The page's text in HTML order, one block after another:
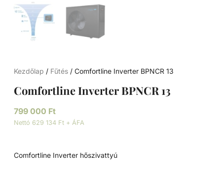
Kezdőlap / Fűtés / Comfortline Inverter BPNCR 13
Comfortline Inverter BPNCR 13
799 000 Ft
Nettó 629 134 Ft + ÁFA
Comfortline Inverter hőszivattyú